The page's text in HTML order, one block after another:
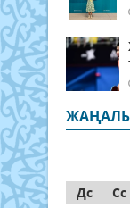
Дс
Сс